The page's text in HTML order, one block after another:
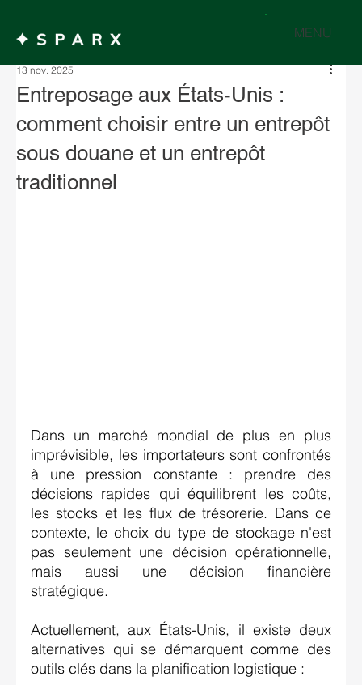
MENU
Entreposage aux États-Unis :
comment choisir entre un entrepôt
sous douane et un entrepôt
traditionnel
13 nov. 2025
Dans un marché mondial de plus en plus
imprévisible, les importateurs sont confrontés
à une pression constante : prendre des
décisions rapides qui équilibrent les coûts,
les stocks et les flux de trésorerie. Dans ce
contexte, le choix du type de stockage n'est
pas seulement une décision opérationnelle,
mais aussi une décision financière
stratégique.
Actuellement, aux États-Unis, il existe deux
alternatives qui se démarquent comme des
outils clés dans la planification logistique :